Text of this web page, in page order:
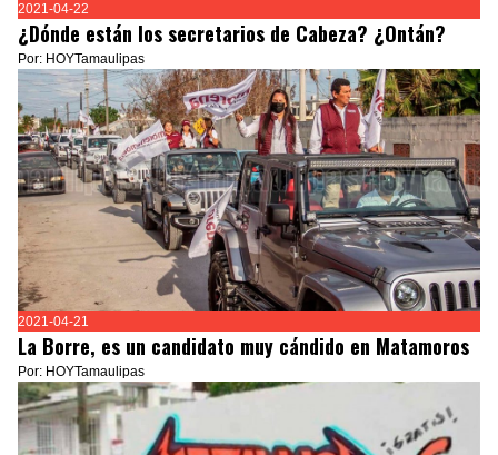
2021-04-22
¿Dónde están los secretarios de Cabeza? ¿Ontán?
Por: HOYTamaulipas
2021-04-21
La Borre, es un candidato muy cándido en Matamoros
Por: HOYTamaulipas